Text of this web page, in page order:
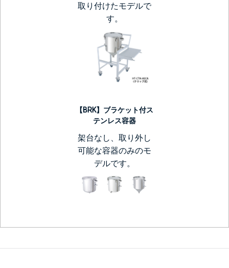
取り付けたモデルで
す。
【BRK】ブラケット付ス
テンレス容器
架台なし、取り外し
可能な容器のみのモ
デルです。